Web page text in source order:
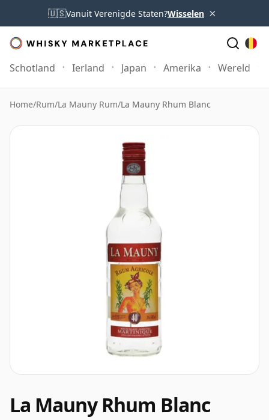
🇺🇸Vanuit Verenigde Staten?Wisselen ×
Schotland Ierland Japan Amerika Wereld
Home/Rum/La Mauny Rum/La Mauny Rhum Blanc
La Mauny Rhum Blanc